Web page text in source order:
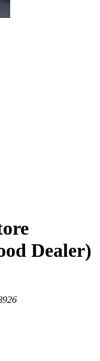
Dealer)